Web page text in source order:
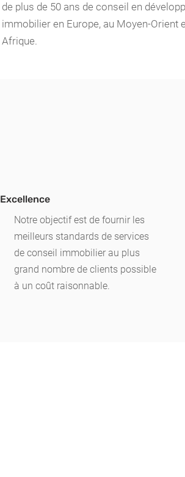
de plus de 50 ans de conseil en
immobilier en Europe, au Moyen-Orient
Afrique.
| Excellence
Notre objectif est de fournir les
meilleurs standards de services
de conseil immobilierau plus
grand nombre de clients possible
à un coût raisonnable.